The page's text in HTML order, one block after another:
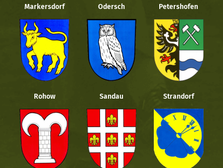
Markersdorf Odersch Petershofen
Rohow Sandau Strandorf